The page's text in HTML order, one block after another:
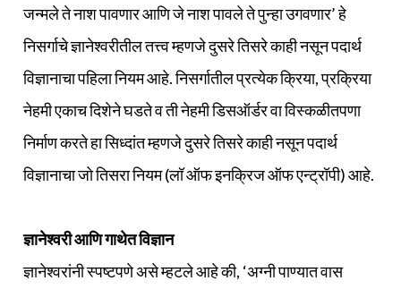
जन्मले ते नाश पावणार आणि जे नाश पावले ते पुन्हा उगवणार’ हे
निसर्गाचे ज्ञानेश्वरीतील तत्त्व म्हणजे दुसरे तिसरे काही नसून पदार्थ
विज्ञानाचा पहिला नियम आहे. निसर्गातील प्रत्येक क्रिया, प्रक्रिया
नेहमी एकाच दिशेने घडते व ती नेहमी डिसऑर्डर वा विस्कळीतपणा
निर्माण करते हा सिध्दांत म्हणजे दुसरे तिसरे काही नसून पदार्थ
विज्ञानाचा जो तिसरा नियम (लॉ ऑफ इनक्रिज ऑफ एन्ट्रॉपी) आहे.
ज्ञानेश्वरी आणि गाथेत विज्ञान
ज्ञानेश्वरांनी स्पष्टपणे असे म्हटले आहे की, ‘अग्नी पाण्यात वास